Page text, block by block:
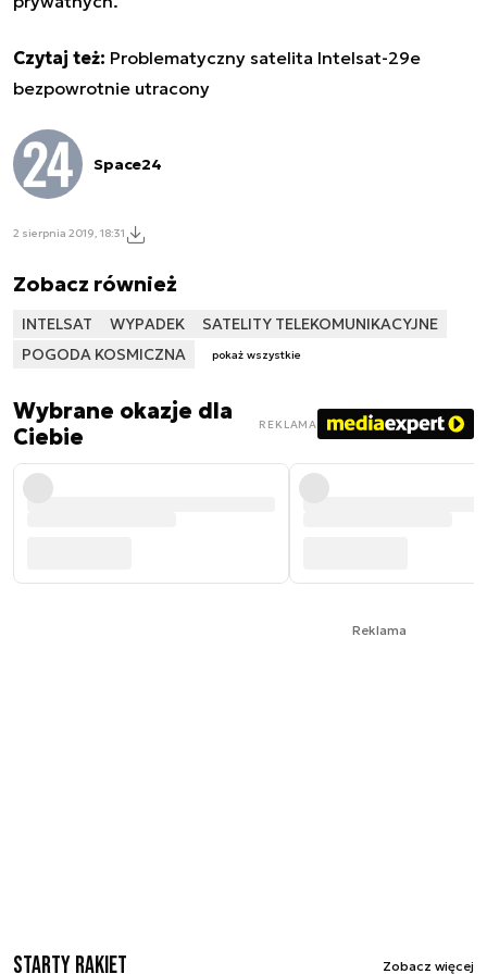
Czytaj też: Problematyczny satelita Intelsat-29e
bezpowrotnie utracony
Space24
2 sierpnia 2019, 18:31
Zobacz również
INTELSAT WYPADEK
SATELITY TELEKOMUNIKACYJNE
POGODA KOSMICZNA
pokaż wszystkie
Wybrane okazje dla
Ciebie
REKLAMA
Reklama
Starty rakiet Zobacz więcej